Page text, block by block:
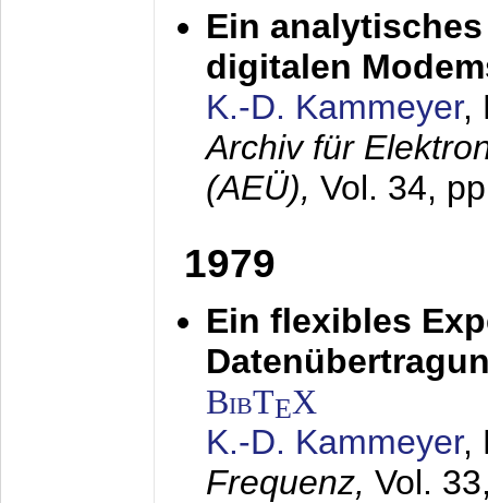
Ein
digitalen
K.-D. Kammeyer,
Archiv für
(AEÜ), Vol. 34,
1979
Ein flexibles
BibTEX
K.-D. Kammeyer,
Frequenz, Vol.